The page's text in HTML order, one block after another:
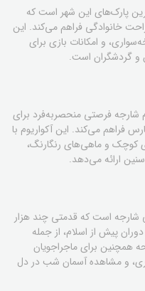
پارک‌های این شهر است که
خانوادگی فراهم می‌کند. این
و امکانات بازی برای
و گردشگران است.
شارجه فرصتی منحصربه‌فرد برای
فراهم می‌کند. این آکواریوم با
کوچک و ماهی‌های رنگارنگ،
ارائه می‌دهد.
شارجه است که قدمتی چند هزار
پیش از اسلام، از جمله
همچنین برای ماجراجویان
و مشاهده آسمان شب در دل